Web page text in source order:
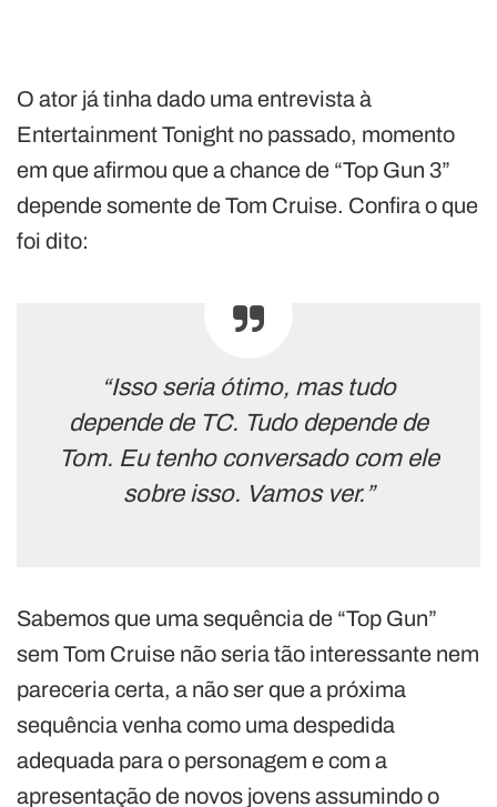
O ator já tinha dado uma entrevista à
Entertainment Tonight no passado, momento
em que afirmou que a chance de “Top Gun 3”
depende somente de Tom Cruise. Confira o que
foi dito:
“Isso seria ótimo, mas tudo
depende de TC. Tudo depende de
Tom. Eu tenho conversado com ele
sobre isso. Vamos ver.”
Sabemos que uma sequência de “Top Gun”
sem Tom Cruise não seria tão interessante nem
pareceria certa, a não ser que a próxima
sequência venha como uma despedida
adequada para o personagem e com a
apresentação de novos jovens assumindo o